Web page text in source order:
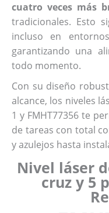
cuatro veces más
tradicionales. Esto
incluso en
garantizando una
todo momento.
Con su diseño
alcance, los niveles
1 y FMHT77356 te
de tareas con total
y azulejos hasta
Nivel láser
cruz y 5